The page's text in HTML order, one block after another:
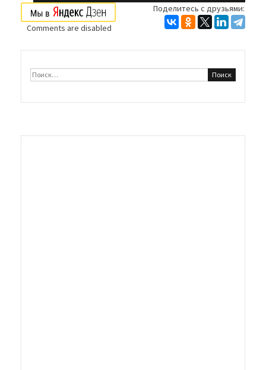
записям
Поделитесь с друзьями:
Comments are disabled
Найти: